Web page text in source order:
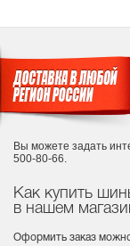
Как купить
в нашем
Оформить заказ
Вы можете задать
500-80-66.